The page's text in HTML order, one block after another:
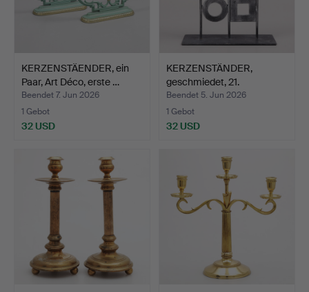
KERZENSTÄENDER, ein
Paar, Art Déco, erste …
Beendet 7. Jun 2026
1 Gebot
32 USD
KERZENSTÄNDER,
geschmiedet, 21.
Jahrhunder…
Beendet 5. Jun 2026
1 Gebot
32 USD